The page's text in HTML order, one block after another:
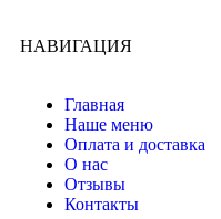
НАВИГАЦИЯ
Главная
Наше меню
Оплата и доставка
О нас
Отзывы
Контакты